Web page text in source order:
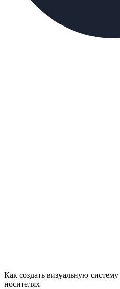
Как создать визуальную систему
носителях